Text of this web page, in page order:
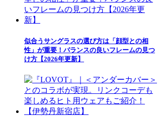
似合うサングラスの選び方は「顔型との相
性」が重要！バランスの良いフレームの見つ
け方【2026年更新】